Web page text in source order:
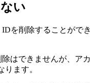
い
を削除することができ
はできませんが、アカ
ます。